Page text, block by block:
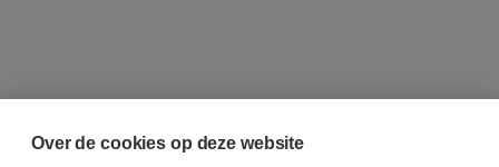
Over de cookies op deze website